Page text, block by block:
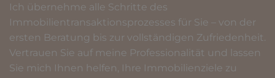
Ich übernehme alle Schritte des
Immobilientransaktionsprozesses für Sie – von der
ersten Beratung bis zur vollständigen Zufriedenheit.
Vertrauen Sie auf meine Professionalität und lassen
Sie mich Ihnen helfen, Ihre Immobilienziele zu